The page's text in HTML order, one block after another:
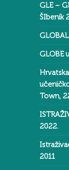
GLE –
ŠIbenik
GLOBE
Town,
2022.
2011